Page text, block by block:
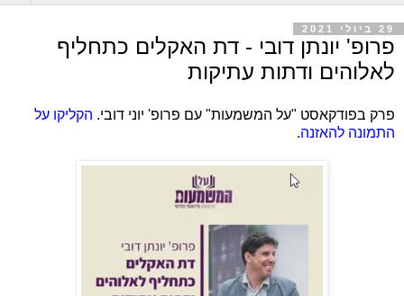
29 ביולי 2021
פרופ' יונתן דובי - דת האקלים כתחליף
לאלוהים ודתות עתיקות
פרק בפודקאסט "על המשמעות" עם פרופ' יוני דובי. הקליקו על
התמונה להאזנה.